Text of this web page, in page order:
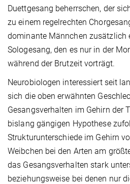
Duettgesang beherrschen, der
zu einem regelrechten
dominante Männchen zusätzlich
Sologesang, den es nur in der
während der Brutzeit vorträgt.
Neurobiologen interessiert seit
sich die oben erwähnten
Gesangsverhalten im Gehirn der
bislang gängigen Hypothese
Strukturunterschiede im Gehirn
Weibchen bei den Arten am
das Gesangsverhalten stark
beziehungsweise bei denen nur